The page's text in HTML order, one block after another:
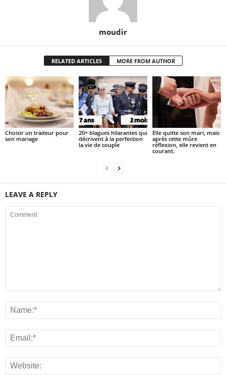
moudir
RELATED ARTICLES MORE FROM AUTHOR
Choisir un traiteur pour
son mariage
20+ blagues hilarantes qui
décrivent à la perfection
la vie de couple
Elle quitte son mari, mais
après cette mûre
réflexion, elle revient en
courant.
LEAVE A REPLY